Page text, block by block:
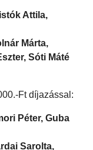
Attila,
Márta,
Sóti Máté
Ft díjazással:
Péter, Guba
Sarolta,